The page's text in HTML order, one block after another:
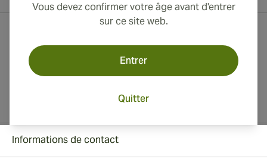
Vous devez confirmer votre âge avant d'entrer
sur ce site web.
Entrer
Quitter
Informations de contact